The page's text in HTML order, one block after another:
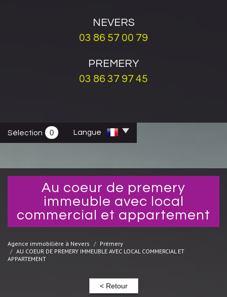
NEVERS
03 86 57 00 79
PREMERY
03 86 37 97 45
Sélection 0 Langue
au coeur de premery
immeuble avec local
commercial et appartement
Agence immobilière à Nevers
Prémery
AU COEUR DE PREMERY IMMEUBLE AVEC LOCAL COMMERCIAL ET
APPARTEMENT
< Retour